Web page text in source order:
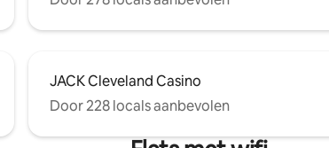
JACK Cleveland Casino
Door 228 locals aanbevolen